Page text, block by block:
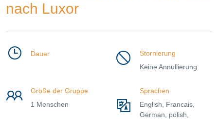
nach Luxor
Dauer
Stornierung
Keine Annullierung
Größe der Gruppe
1 Menschen
Sprachen
English, Francais,
German, polish,